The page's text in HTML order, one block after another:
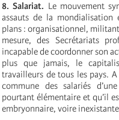
8. Salariat. Le mouvement
assauts de la
plans : organisationnel,
mesure, des Secrétariats
incapable de coordonner son
plus que jamais, le
travailleurs de tous les pays.
commune des salariés
pourtant élémentaire et qu’il
embryonnaire, voire